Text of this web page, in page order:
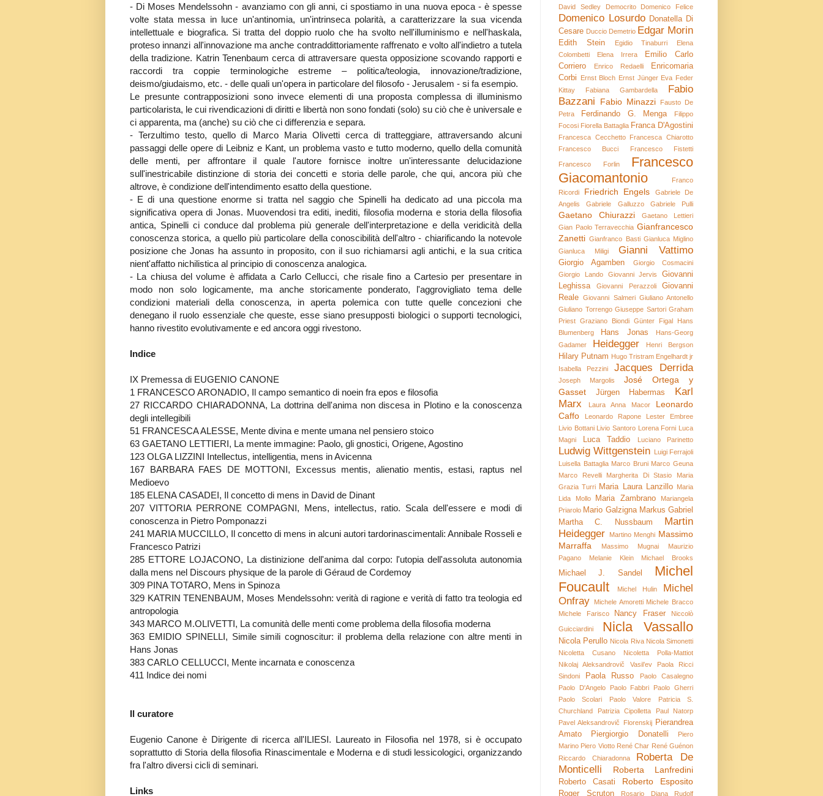
- Di Moses Mendelssohn - avanziamo con gli anni, ci spostiamo in una nuova epoca - è spesse
volte stata messa in luce un'antinomia, un'intrinseca polarità, a caratterizzare la sua vicenda
intellettuale e biografica. Si tratta del doppio ruolo che ha svolto nell'illuminismo e nell'haskala,
proteso innanzi all'innovazione ma anche contraddittoriamente raffrenato e volto all'indietro a tutela
della tradizione. Katrin Tenenbaum cerca di attraversare questa opposizione scovando rapporti e
raccordi tra coppie terminologiche estreme – politica/teologia, innovazione/tradizione,
deismo/giudaismo, etc. - delle quali un'opera in particolare del filosofo - Jerusalem - si fa esempio.
Le presunte contrapposizioni sono invece elementi di una proposta complessa di illuminismo
particolarista, le cui rivendicazioni di diritti e libertà non sono fondati (solo) su ciò che è universale e
ci apparenta, ma (anche) su ciò che ci differenzia e separa.
- Terzultimo testo, quello di Marco Maria Olivetti cerca di tratteggiare, attraversando alcuni
passaggi delle opere di Leibniz e Kant, un problema vasto e tutto moderno, quello della comunità
delle menti, per affrontare il quale l'autore fornisce inoltre un'interessante delucidazione
sull'inestricabile distinzione di storia dei concetti e storia delle parole, che qui, ancora più che
altrove, è condizione dell'intendimento esatto della questione.
- E di una questione enorme si tratta nel saggio che Spinelli ha dedicato ad una piccola ma
significativa opera di Jonas. Muovendosi tra editi, inediti, filosofia moderna e storia della filosofia
antica, Spinelli ci conduce dal problema più generale dell'interpretazione e della veridicità della
conoscenza storica, a quello più particolare della conoscibilità dell'altro - chiarificando la notevole
posizione che Jonas ha assunto in proposito, con il suo richiamarsi agli antichi, e la sua critica
nient'affatto nichilistica al principio di conoscenza analogica.
- La chiusa del volume è affidata a Carlo Cellucci, che risale fino a Cartesio per presentare in
modo non solo logicamente, ma anche storicamente ponderato, l'aggrovigliato tema delle
condizioni materiali della conoscenza, in aperta polemica con tutte quelle concezioni che
denegano il ruolo essenziale che queste, esse siano presupposti biologici o supporti tecnologici,
hanno rivestito evolutivamente e ed ancora oggi rivestono.
Indice
IX Premessa di EUGENIO CANONE
1 FRANCESCO ARONADIO, Il campo semantico di noein fra epos e filosofia
27 RICCARDO CHIARADONNA, La dottrina dell'anima non discesa in Plotino e la conoscenza
degli intellegibili
51 FRANCESCA ALESSE, Mente divina e mente umana nel pensiero stoico
63 GAETANO LETTIERI, La mente immagine: Paolo, gli gnostici, Origene, Agostino
123 OLGA LIZZINI Intellectus, intelligentia, mens in Avicenna
167 BARBARA FAES DE MOTTONI, Excessus mentis, alienatio mentis, estasi, raptus nel
Medioevo
185 ELENA CASADEI, Il concetto di mens in David de Dinant
207 VITTORIA PERRONE COMPAGNI, Mens, intellectus, ratio. Scala dell'essere e modi di
conoscenza in Pietro Pomponazzi
241 MARIA MUCCILLO, Il concetto di mens in alcuni autori tardorinascimentali: Annibale Rosseli e
Francesco Patrizi
285 ETTORE LOJACONO, La distinizione dell'anima dal corpo: l'utopia dell'assoluta autonomia
dalla mens nel Discours physique de la parole di Géraud de Cordemoy
309 PINA TOTARO, Mens in Spinoza
329 KATRIN TENENBAUM, Moses Mendelssohn: verità di ragione e verità di fatto tra teologia ed
antropologia
343 MARCO M.OLIVETTI, La comunità delle menti come problema della filosofia moderna
363 EMIDIO SPINELLI, Simile simili cognoscitur: il problema della relazione con altre menti in
Hans Jonas
383 CARLO CELLUCCI, Mente incarnata e conoscenza
411 Indice dei nomi
Il curatore
Eugenio Canone è Dirigente di ricerca all'ILIESI. Laureato in Filosofia nel 1978, si è occupato
soprattutto di Storia della filosofia Rinascimentale e Moderna e di studi lessicologici, organizzando
fra l'altro diversi cicli di seminari.
Links
David Sedley
Democrito Domenico Felice
Domenico Losurdo Donatella Di
Cesare Duccio Demetrio Edgar Morin
Edith Stein Egidio Tinaburri
Elena
Colombetti
Elena Irrera
Emilio Carlo
Corriero
Enrico Redaelli
Enricomaria
Corbi
Ernst Bloch Ernst Jünger Eva Feder
Kittay
Fabiana Gambardella
Fabio
Bazzani
Fabio Minazzi
Fausto De
Petra
Ferdinando G. Menga
Filippo
Focosi Fiorella Battaglia Franca D'Agostini
Francesca Cecchetto
Francesca Chiarotto
Francesco Bucci
Francesco Fistetti
Francesco Forlin
Francesco
Giacomantonio
Franco
Ricordi
Friedrich Engels
Gabriele De
Angelis
Gabriele Galluzzo Gabriele Pulli
Gaetano Chiurazzi
Gaetano Lettieri
Gian Paolo Terravecchia Gianfrancesco
Zanetti Gianfranco Basti Gianluca Miglino
Gianluca Miligi
Gianni Vattimo
Giorgio Agamben
Giorgio Cosmacini
Giorgio Lando
Giovanni Jervis
Giovanni
Leghissa
Giovanni Perazzoli
Giovanni
Reale
Giovanni Salmeri Giuliano Antonello
Giuliano Torrengo Giuseppe Sartori Graham
Priest Graziano Biondi Günter Figal
Hans
Blumenberg
Hans Jonas
Hans-Georg
Gadamer
Heidegger Henri Bergson
Hilary Putnam Hugo Tristram Engelhardt jr
Isabella Pezzini
Jacques Derrida
Joseph Margolis
José Ortega y
Gasset
Jürgen Habermas
Karl
Marx
Laura Anna Macor
Leonardo
Caffo
Leonardo Rapone
Lester Embree
Livio Bottani Livio Santoro Lorena Forni Luca
Magni
Luca Taddio Luciano Parinetto
Ludwig Wittgenstein Luigi Ferrajoli
Luisella Battaglia Marco Bruni Marco Geuna
Marco Revelli
Margherita Di Stasio
Maria
Grazia Turri Maria Laura Lanzillo Maria
Lida Mollo
Maria Zambrano
Mariangela
Priarolo Mario Galzigna Markus Gabriel
Martha C. Nussbaum
Martin
Heidegger
Martino Menghi Massimo
Marraffa
Massimo Mugnai
Maurizio
Pagano
Melanie Klein Michael Brooks
Michael J. Sandel
Michel
Foucault
Michel Hulin
Michel
Onfray
Michele Amoretti Michele Bracco
Michele Farisco
Nancy Fraser Niccolò
Guicciardini Nicla Vassallo
Nicola Perullo Nicola Riva Nicola Simonetti
Nicoletta Cusano
Nicoletta Polla-Mattiot
Nikolaj Aleksandrovič Vasil’ev
Paola Ricci
Sindoni
Paola Russo
Paolo Casalegno
Paolo D'Angelo
Paolo Fabbri
Paolo Gherri
Paolo Scolari
Paolo Valore
Patricia S.
Churchland
Patrizia Cipolletta
Paul Natorp
Pavel Aleksandrovič Florenskij
Pierandrea
Amato
Piergiorgio Donatelli
Piero
Marino Piero Viotto René Char René Guénon
Riccardo Chiaradonna
Roberta De
Monticelli
Roberta Lanfredini
Roberto Casati Roberto Esposito
Roger Scruton Rosario Diana Rudolf